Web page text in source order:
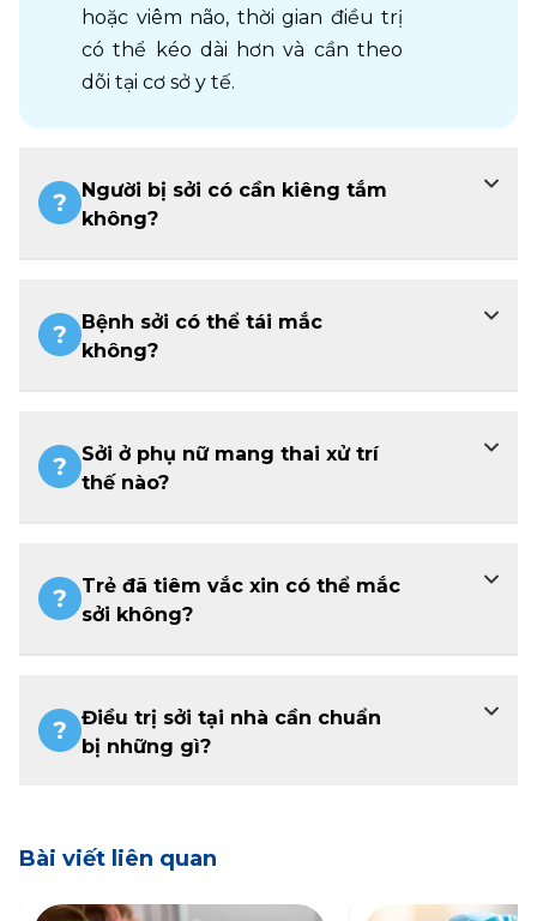
hoặc viêm não, thời gian điều trị
có thể kéo dài hơn và cần theo
Người bị sởi có cần kiêng tắm
không?
Bệnh sởi có thể tái mắc
không?
Sởi ở phụ nữ mang thai xử trí
thế nào?
Trẻ đã tiêm vắc xin có thể mắc
sởi không?
Điều trị sởi tại nhà cần chuẩn
bị những gì?
Bài viết liên quan